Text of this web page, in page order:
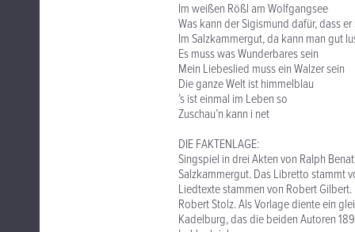
Im weißen Rößl am Wolfgangsee
Was kann der Sigismund dafür, dass
Im Salzkammergut, da kann man gut
Es muss was Wunderbares sein
Mein Liebeslied muss ein Walzer sein
Die ganze Welt ist himmelblau
’s ist einmal im Leben so
Zuschau’n kann i net
DIE FAKTENLAGE:
Singspiel in drei Akten von Ralph
Salzkammergut. Das Libretto stammt
Liedtexte stammen von Robert
Robert Stolz. Als Vorlage diente ein
Kadelburg, das die beiden Autoren